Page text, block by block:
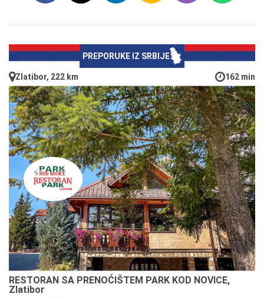
PREPORUKE IZ SRBIJE
Zlatibor, 222 km 162 min
RESTORAN SA PRENOĆIŠTEM PARK KOD NOVICE,
Zlatibor